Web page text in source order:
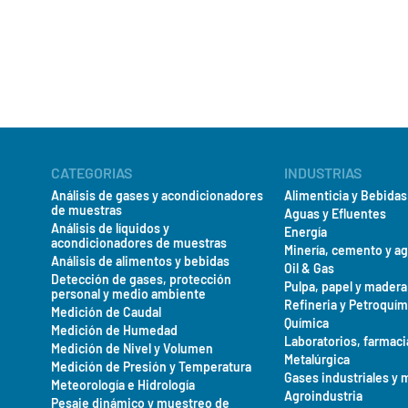
CATEGORIAS
Análisis de gases y acondicionadores
de muestras
Análisis de líquidos y
acondicionadores de muestras
Análisis de alimentos y bebidas
Detección de gases, protección
personal y medio ambiente
Medición de Caudal
Medición de Humedad
Medición de Nivel y Volumen
Medición de Presión y Temperatura
Meteorología e Hidrología
Pesaje dinámico y muestreo de
INDUSTRIAS
Alimenticia y Bebidas
Aguas y Efluentes
Energía
Minería, cemento y
Oil & Gas
Pulpa, papel y madera
Refineria y
Química
Laboratorios,
Metalúrgica
Gases industriales y
Agroindustria